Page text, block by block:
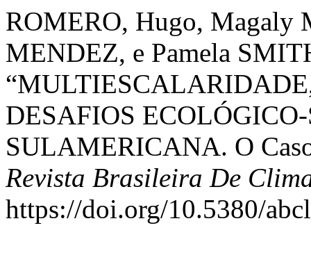
ROMERO, Hugo, Magaly
MENDEZ, e Pamela
DESAFIOS
SULAMERICANA. O
Revista Brasileira De
https://doi.org/10.5380/